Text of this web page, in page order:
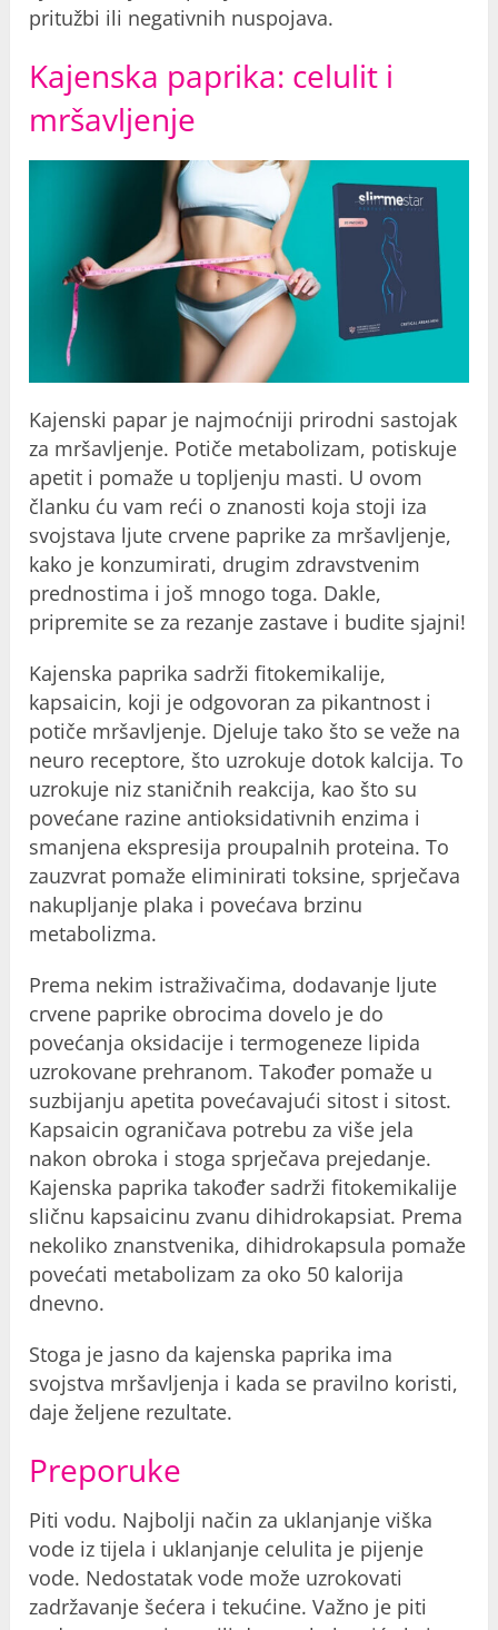
pritužbi ili negativnih nuspojava.
Kajenska paprika: celulit i
mršavljenje
Kajenski papar je najmoćniji prirodni sastojak
za mršavljenje. Potiče metabolizam, potiskuje
apetit i pomaže u topljenju masti. U ovom
članku ću vam reći o znanosti koja stoji iza
svojstava ljute crvene paprike za mršavljenje,
kako je konzumirati, drugim zdravstvenim
prednostima i još mnogo toga. Dakle,
pripremite se za rezanje zastave i budite sjajni!
Kajenska paprika sadrži fitokemikalije,
kapsaicin, koji je odgovoran za pikantnost i
potiče mršavljenje. Djeluje tako što se veže na
neuro receptore, što uzrokuje dotok kalcija. To
uzrokuje niz staničnih reakcija, kao što su
povećane razine antioksidativnih enzima i
smanjena ekspresija proupalnih proteina. To
zauzvrat pomaže eliminirati toksine, sprječava
nakupljanje plaka i povećava brzinu
metabolizma.
Prema nekim istraživačima, dodavanje ljute
crvene paprike obrocima dovelo je do
povećanja oksidacije i termogeneze lipida
uzrokovane prehranom. Također pomaže u
suzbijanju apetita povećavajući sitost i sitost.
Kapsaicin ograničava potrebu za više jela
nakon obroka i stoga sprječava prejedanje.
Kajenska paprika također sadrži fitokemikalije
sličnu kapsaicinu zvanu dihidrokapsiat. Prema
nekoliko znanstvenika, dihidrokapsula pomaže
povećati metabolizam za oko 50 kalorija
dnevno.
Stoga je jasno da kajenska paprika ima
svojstva mršavljenja i kada se pravilno koristi,
daje željene rezultate.
Preporuke
Piti vodu. Najbolji način za uklanjanje viška
vode iz tijela i uklanjanje celulita je pijenje
vode. Nedostatak vode može uzrokovati
zadržavanje šećera i tekućine. Važno je piti